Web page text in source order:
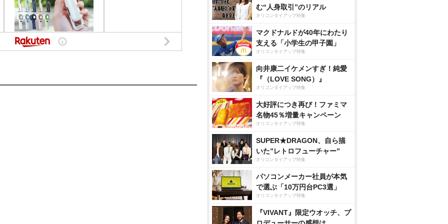
む“人身取引”のリアル
オリコンタイアップ特集
マクドナルドが40年にわたり
支える「小学生の甲子園」
オリコンタイアップ特集
向井康二イケメンすぎ！純愛
『（LOVE SONG）』
オリコンタイアップ特集
大好評につき再び！ファミマ
名物45％増量キャンペーン
オリコンタイアップ特集
SUPER★DRAGON、自ら描
いた”レトロフューチャー”
オリコンタイアップ特集
パソコンメーカー社員が本気
で選ぶ「10万円台PC3選」
オリコンタイアップ特集
『VIVANT』限定ウオッチ、プ